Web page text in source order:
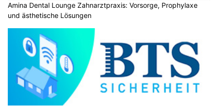
Amina Dental Lounge Zahnarztpraxis: Vorsorge, Prophylaxe
und ästhetische Lösungen